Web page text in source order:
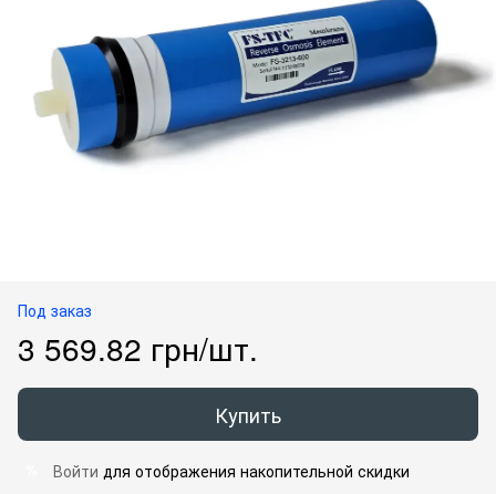
Под заказ
3 569.82 грн/шт.
Купить
Войти для отображения накопительной скидки